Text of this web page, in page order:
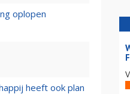
oplopen
heeft ook plan